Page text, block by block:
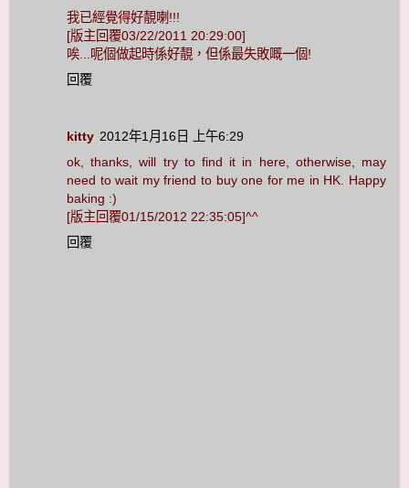
我已經覺得好靚喇!!!
[版主回覆03/22/2011 20:29:00]
唉...呢個做起時係好靚，但係最失敗嘅一個!
回覆
kitty 2012年1月16日 上午6:29
ok, thanks, will try to find it in here, otherwise, may
need to wait my friend to buy one for me in HK. Happy
baking :)
[版主回覆01/15/2012 22:35:05]^^
回覆